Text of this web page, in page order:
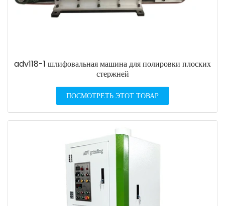
adv118-1 шлифовальная машина для полировки плоских
стержней
ПОСМОТРЕТЬ ЭТОТ ТОВАР